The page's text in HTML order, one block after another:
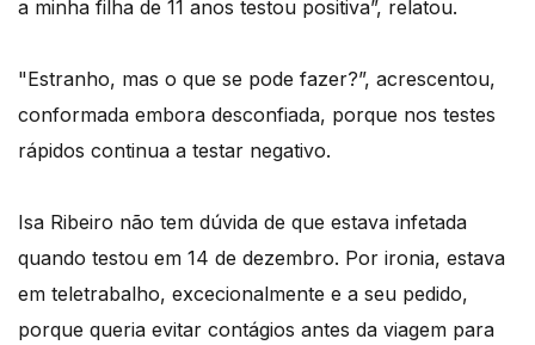
a minha filha de 11 anos testou positiva”, relatou.
"Estranho, mas o que se pode fazer?”, acrescentou,
conformada embora desconfiada, porque nos testes
rápidos continua a testar negativo.
Isa Ribeiro não tem dúvida de que estava infetada
quando testou em 14 de dezembro. Por ironia, estava
em teletrabalho, excecionalmente e a seu pedido,
porque queria evitar contágios antes da viagem para